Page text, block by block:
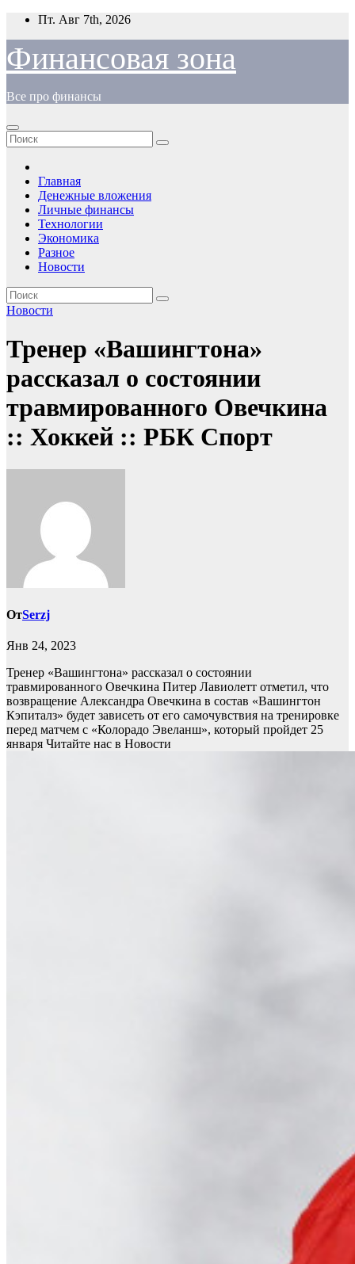
Перейти
содержимому
Пт. Авг 7th, 2026
Финансовая зона
Все про финансы
Главная
Денежные вложения
Личные финансы
Технологии
Экономика
Разное
Новости
Новости
Тренер «Вашингтона»
рассказал о состоянии
травмированного Овечкина
:: Хоккей :: РБК Спорт
ОтSerzj
Янв 24, 2023
Тренер «Вашингтона» рассказал о состоянии
травмированного Овечкина Питер Лавиолетт отметил, что
возвращение Александра Овечкина в состав «Вашингтон
Кэпиталз» будет зависеть от его самочувствия на тренировке
перед матчем с «Колорадо Эвеланш», который пройдет 25
января Читайте нас в Новости